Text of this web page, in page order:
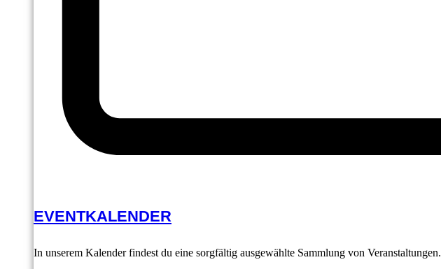
EVENTKALENDER
In unserem Kalender findest du eine sorgfältig ausgewählte Sammlung von Veranstaltungen.